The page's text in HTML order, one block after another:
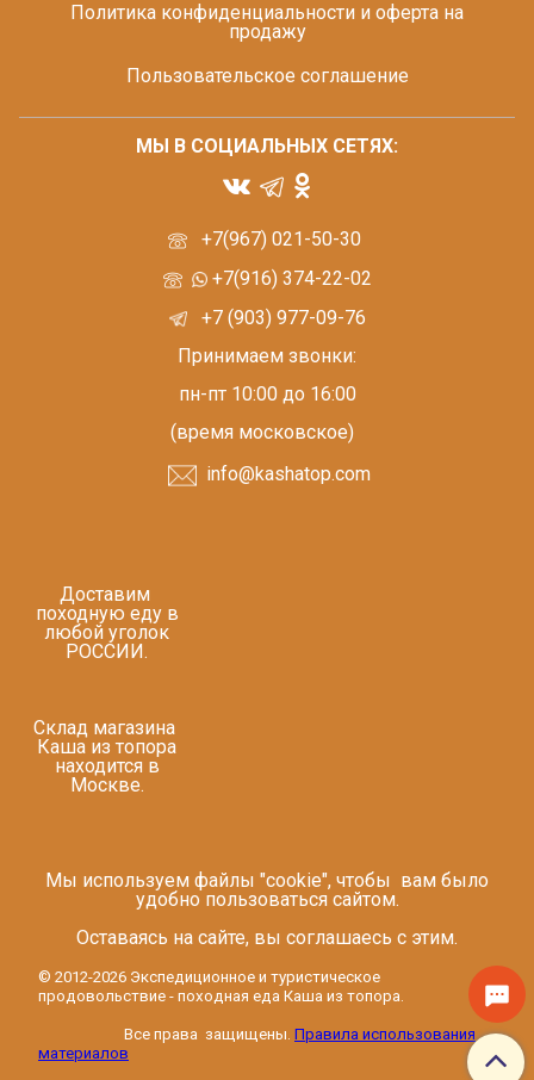
Политика конфиденциальности и оферта на
продажу
Пользовательское соглашение
+7(967) 021-50-30
+7(916) 374-22-02
+7 (903) 977-09-76
Принимаем звонки:
пн-пт 10:00 до 16:00
(время московское)
info@kashatop.com
Доставим
походную еду в
любой уголок
РОССИИ.
Склад магазина
Каша из топора
находится в
Москве.
МЫ В СОЦИАЛЬНЫХ СЕТЯХ:
Мы используем файлы "cookie", чтобы вам было
удобно пользоваться сайтом.
Оставаясь на сайте, вы соглашаесь с этим.
© 2012-2026 Экспедиционное и туристическое
продовольствие - походная еда Каша из топора.
Все права защищены. Правила использования
материалов